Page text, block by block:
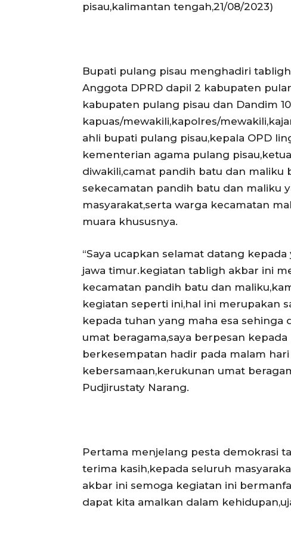
pisau,kalimantan tengah,21/08/2023)
Bupati pulang pisau menghadiri
Anggota DPRD dapil 2 kabupaten
kabupaten pulang pisau dan Dandim
kapuas/mewakili,kapolres/
ahli bupati pulang pisau,kepala OPD
kementerian agama pulang
diwakili,camat pandih batu dan maliku
sekecamatan pandih batu dan maliku
masyarakat,serta warga kecamatan
muara khususnya.
“Saya ucapkan selamat datang
jawa timur.kegiatan tabligh akbar ini
kecamatan pandih batu dan
kegiatan seperti ini,hal ini merupakan
kepada tuhan yang maha esa
umat beragama,saya berpesan
berkesempatan hadir pada malam
kebersamaan,kerukunan umat
Pudjirustaty Narang.
Pertama menjelang pesta demokrasi
terima kasih,kepada seluruh
akbar ini semoga kegiatan ini
dapat kita amalkan dalam